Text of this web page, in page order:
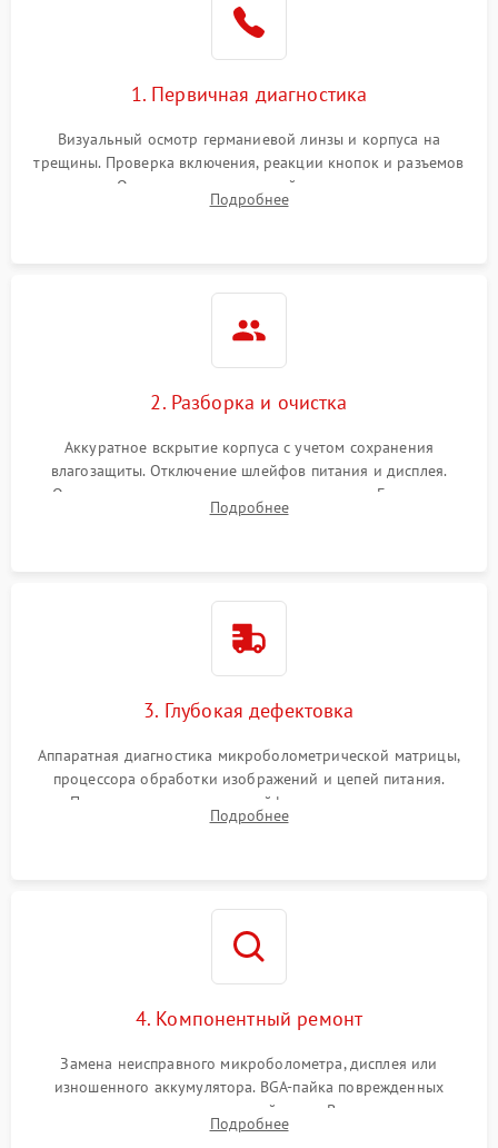
1. Первичная диагностика
Визуальный осмотр германиевой линзы и корпуса на
трещины. Проверка включения, реакции кнопок и разъемов
зарядки. Оценка вывода тепловой сигнатуры на экран,
проверка базовых функций и считывание системных
Подробнее
2. Разборка и очистка
Аккуратное вскрытие корпуса с учетом сохранения
влагозащиты. Отключение шлейфов питания и дисплея.
Очистка внутренних плат от окислов и пыли. Бережная
обработка германиевого объектива специализированными
Подробнее
3. Глубокая дефектовка
Аппаратная диагностика микроболометрической матрицы,
процессора обработки изображений и цепей питания.
Проверка целостности шлейфов, модуля памяти и
интерфейсов связи. Выявление сгоревших SMD-компонентов
Подробнее
4. Компонентный ремонт
Замена неисправного микроболометра, дисплея или
изношенного аккумулятора. BGA-пайка поврежденных
контроллеров на материнской плате. Восстановление
разъемов и кнопок, замена поврежденных элементов
Подробнее